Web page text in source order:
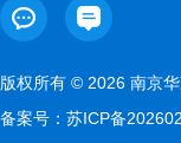
版权所有 © 2026 南京
备案号： 苏ICP备